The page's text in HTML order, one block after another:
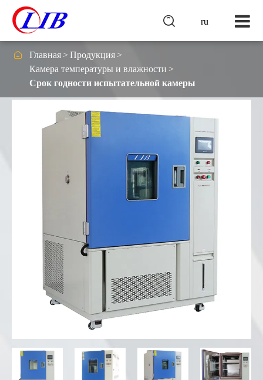
ru

 Главная
Продукция
Камера температуры и влажности
Срок годности испытательной камеры